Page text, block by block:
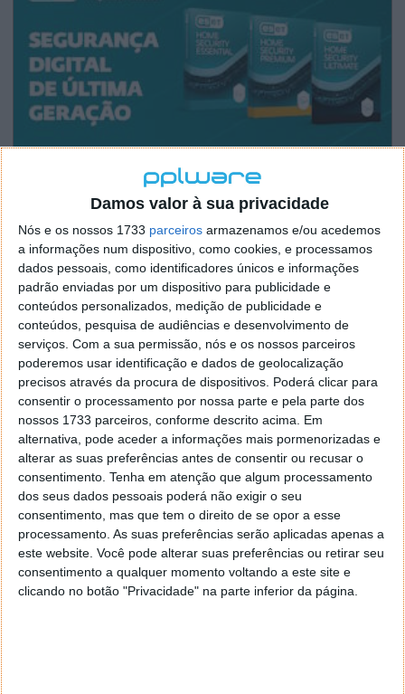
Damos valor à sua privacidade
Nós e os nossos 1733 parceiros armazenamos e/ou acedemos
a informações num dispositivo, como cookies, e processamos
dados pessoais, como identificadores únicos e informações
padrão enviadas por um dispositivo para publicidade e
conteúdos personalizados, medição de publicidade e
conteúdos, pesquisa de audiências e desenvolvimento de
serviços. Com a sua permissão, nós e os nossos parceiros
poderemos usar identificação e dados de geolocalização
precisos através da procura de dispositivos. Poderá clicar para
consentir o processamento por nossa parte e pela parte dos
nossos 1733 parceiros, conforme descrito acima. Em
alternativa, pode aceder a informações mais pormenorizadas e
alterar as suas preferências antes de consentir ou recusar o
consentimento. Tenha em atenção que algum processamento
dos seus dados pessoais poderá não exigir o seu
consentimento, mas que tem o direito de se opor a esse
processamento. As suas preferências serão aplicadas apenas a
este website. Você pode alterar suas preferências ou retirar seu
consentimento a qualquer momento voltando a este site e
clicando no botão "Privacidade" na parte inferior da página.